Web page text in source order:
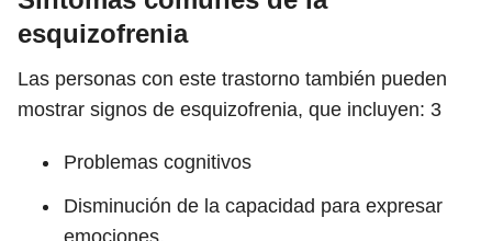
esquizofrenia
Las personas con este trastorno también pueden
mostrar signos de esquizofrenia, que incluyen: 3
Problemas cognitivos
Disminución de la capacidad para expresar
emociones.